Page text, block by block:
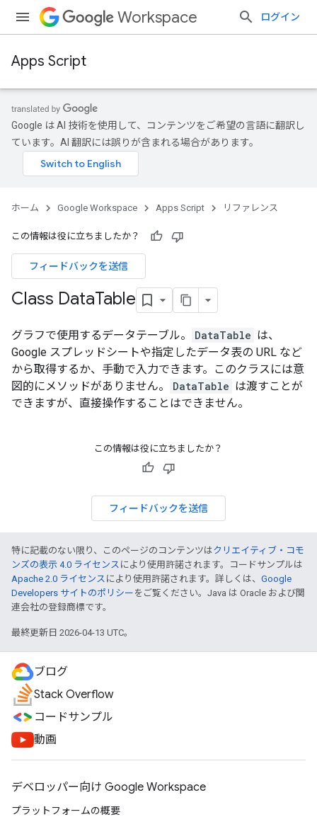
Workspace ログイン
Apps Script
Google は AI 技術を使用して、コンテンツをご希望の言語に翻訳し
ています。AI 翻訳には誤りが含まれる場合があります。
ホーム Google Workspace Apps Script リファレンス
この情報は役に立ちましたか？
フィードバックを送信
Class DataTable
グラフで使用するデータテーブル。 DataTable は、
Google スプレッドシートや指定したデータ表の URL など
から取得するか、手動で入力できます。このクラスには意
図的にメソッドがありません。
DataTable は渡すことが
できますが、直接操作することはできません。
この情報は役に立ちましたか？
フィードバックを送信
特に記載のない限り、このページのコンテンツはクリエイティブ・コモ
ンズの表示 4.0 ライセンス により使用許諾されます。コードサンプルは
Apache 2.0 ライセンス により使用許諾されます。詳しくは、 Google
Developers サイトのポリシー をご覧ください。Java は Oracle および関
連会社の登録商標です。
最終更新日 2026-04-13 UTC。
ブログ
Stack Overflow
コードサンプル
動画
デベロッパー向け Google Workspace
プラットフォームの概要